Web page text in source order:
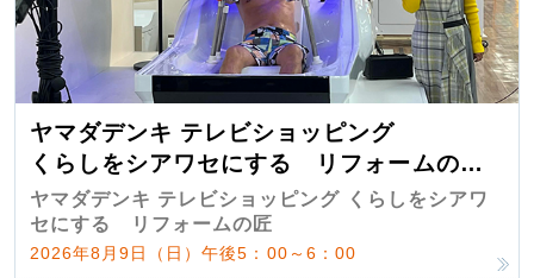
ヤマダデンキ テレビショッピング
くらしをシアワセにする リフォームの
匠 第7弾
ヤマダデンキ テレビショッピング くらしをシアワ
セにする リフォームの匠
2026年8月9日（日）午後5：00～6：00